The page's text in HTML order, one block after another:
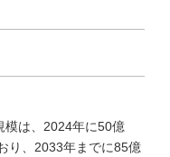
模は、2024年に50億
り、2033年までに85億